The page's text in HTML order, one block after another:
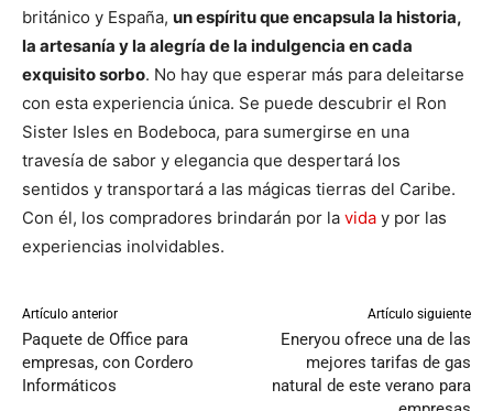
británico y España, un espíritu que encapsula la historia,
la artesanía y la alegría de la indulgencia en cada
exquisito sorbo. No hay que esperar más para deleitarse
con esta experiencia única. Se puede descubrir el Ron
Sister Isles en Bodeboca, para sumergirse en una
travesía de sabor y elegancia que despertará los
sentidos y transportará a las mágicas tierras del Caribe.
Con él, los compradores brindarán por la vida y por las
experiencias inolvidables.
Artículo anterior
Paquete de Office para
empresas, con Cordero
Informáticos
Artículo siguiente
Eneryou ofrece una de las
mejores tarifas de gas
natural de este verano para